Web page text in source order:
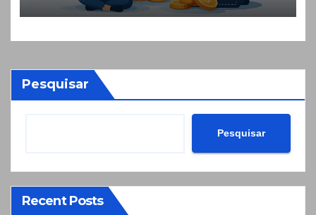
Pesquisar
Pesquisar
Recent Posts